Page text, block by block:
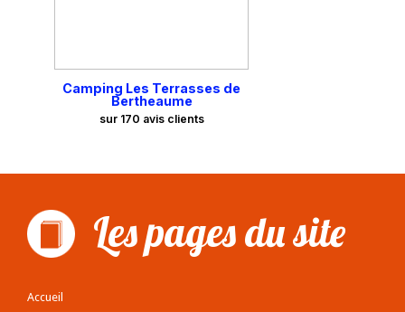
Les pages du site
Accueil